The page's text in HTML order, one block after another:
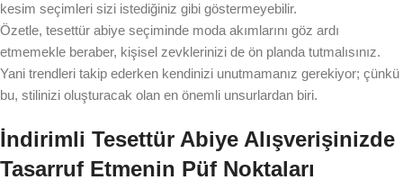
kesim seçimleri sizi istediğiniz gibi göstermeyebilir.
Özetle, tesettür abiye seçiminde moda akımlarını göz ardı
etmemekle beraber, kişisel zevklerinizi de ön planda tutmalısınız.
Yani trendleri takip ederken kendinizi unutmamanız gerekiyor; çünkü
bu, stilinizi oluşturacak olan en önemli unsurlardan biri.
İndirimli Tesettür Abiye Alışverişinizde
Tasarruf Etmenin Püf Noktaları